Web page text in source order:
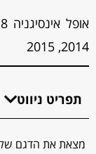
2014, 2015
תפריט ניווט
מצאת את הדגם